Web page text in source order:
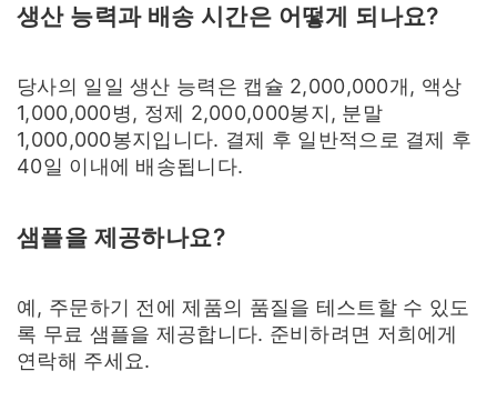
생산 능력과 배송 시간은 어떻게 되나요?
당사의 일일 생산 능력은 캡슐 2,000,000개, 액상
1,000,000병, 정제 2,000,000봉지, 분말
1,000,000봉지입니다. 결제 후 일반적으로 결제 후
40일 이내에 배송됩니다.
샘플을 제공하나요?
예, 주문하기 전에 제품의 품질을 테스트할 수 있도
록 무료 샘플을 제공합니다. 준비하려면 저희에게
연락해 주세요.